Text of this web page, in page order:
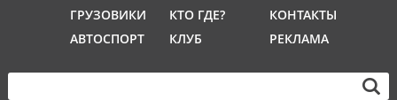
ГРУЗОВИКИ
АВТОСПОРТ
КТО ГДЕ?
КЛУБ
КОНТАКТЫ
РЕКЛАМА